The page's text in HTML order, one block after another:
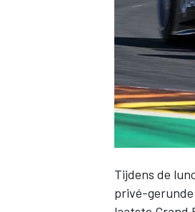
INDYCAR
Tijdens de
privé-